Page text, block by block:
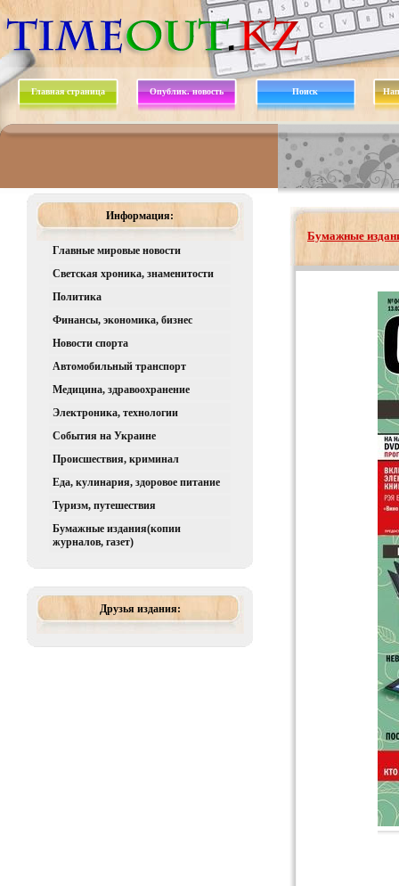
Главная страница Опублик. новость Поиск
Информация:
Главные мировые новости
Светская хроника, знаменитости
Политика
Финансы, экономика, бизнес
Новости спорта
Автомобильный транспорт
Медицина, здравоохранение
Электроника, технологии
События на Украине
Происшествия, криминал
Еда, кулинария, здоровое питание
Туризм, путешествия
Бумажные издания(копии
журналов, газет)
Друзья издания:
Бумажные